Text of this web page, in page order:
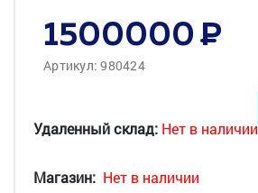
1500000
Артикул: 980424
Удаленный склад: Нет в наличии
Магазин: Нет в наличии